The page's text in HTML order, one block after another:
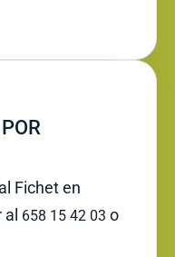
Fichet en
658 15 42 03 o